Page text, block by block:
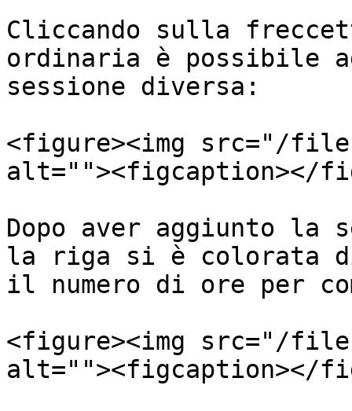
Cliccando sulla
ordinaria è possibile
sessione diversa:
<figure><img src="/files/
alt=""><figcaption></
Dopo aver aggiunto la
la riga si è colorata di
il numero di ore per
<figure><img src="/files/
alt=""><figcaption></